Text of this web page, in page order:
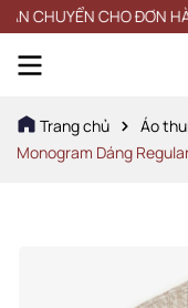
CHO ĐƠN HÀNG
Trang chủ Áo
Monogram Dáng